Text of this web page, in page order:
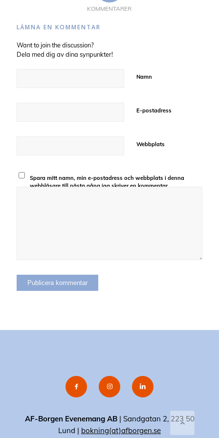
KOMMENTARER
LÄMNA EN KOMMENTAR
Want to join the discussion?
Dela med dig av dina synpunkter!
Namn
E-postadress
Webbplats
Spara mitt namn, min e-postadress och webbplats i denna
webbläsare till nästa gång jag skriver en kommentar.
AF-Borgen Evenemang AB| Sandgatan 2, 223 50
Lund | bokning(at)afborgen.se